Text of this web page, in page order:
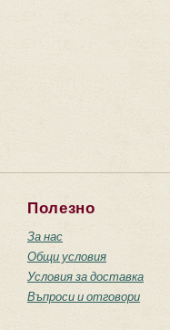
Полезно
За нас
Общи условия
Условия за доставка
Въпроси и отговори